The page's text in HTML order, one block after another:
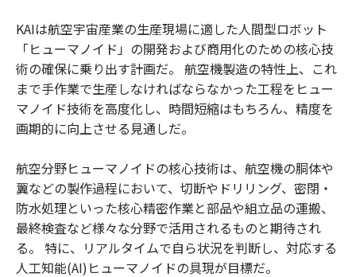
KAIは航空宇宙産業の生産現場に適した人間型ロボット
「ヒューマノイド」の開発および商用化のための核心技
術の確保に乗り出す計画だ。 航空機製造の特性上、これ
まで手作業で生産しなければならなかった工程をヒュー
マノイド技術を高度化し、時間短縮はもちろん、精度を
画期的に向上させる見通しだ。
航空分野ヒューマノイドの核心技術は、航空機の胴体や
翼などの製作過程において、切断やドリリング、密閉・
防水処理といった核心精密作業と部品や組立品の運搬、
最終検査など様々な分野で活用されるものと期待され
る。 特に、リアルタイムで自ら状況を判断し、対応する
人工知能(AI)ヒューマノイドの具現が目標だ。